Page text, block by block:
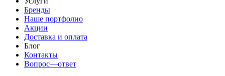
Бренды
Наше портфолио
Акции
Доставка и оплата
Блог
Контакты
Вопрос—ответ